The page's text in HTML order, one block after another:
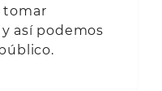
tomar
así podemos